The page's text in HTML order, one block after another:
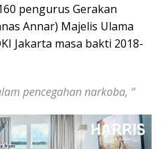
pengurus Gerakan
Annar) Majelis Ulama
Jakarta masa bakti 2018-
pencegahan narkoba, “